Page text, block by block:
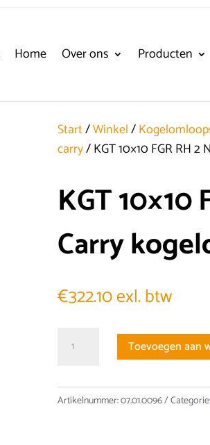
Home Over ons Producten
Start/Winkel/
carry/ KGT 10×10 FGR RH 2
KGT 10×10
Carry
€322.10exl. btw
10x10
RH
Toevoegen aan
Artikelnummer:07.01.0096 Categorie: